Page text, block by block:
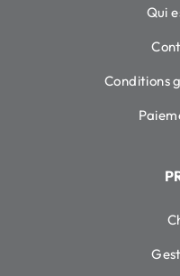
Qui
Conditions